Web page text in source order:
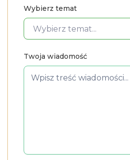
Wybierz temat
Twoja wiadomość